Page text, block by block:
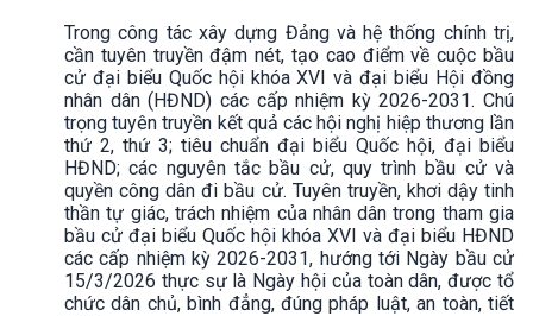
Trong công tác xây dựng Đảng và hệ thống chính trị,
cần tuyên truyền đậm nét, tạo cao điểm về cuộc bầu
cử đại biểu Quốc hội khóa XVI và đại biểu Hội đồng
nhân dân (HĐND) các cấp nhiệm kỳ 2026-2031. Chú
trọng tuyên truyền kết quả các hội nghị hiệp thương lần
thứ 2, thứ 3; tiêu chuẩn đại biểu Quốc hội, đại biểu
HĐND; các nguyên tắc bầu cử, quy trình bầu cử và
quyền công dân đi bầu cử. Tuyên truyền, khơi dậy tinh
thần tự giác, trách nhiệm của nhân dân trong tham gia
bầu cử đại biểu Quốc hội khóa XVI và đại biểu HĐND
các cấp nhiệm kỳ 2026-2031, hướng tới Ngày bầu cử
15/3/2026 thực sự là Ngày hội của toàn dân, được tổ
chức dân chủ, bình đẳng, đúng pháp luật, an toàn, tiết